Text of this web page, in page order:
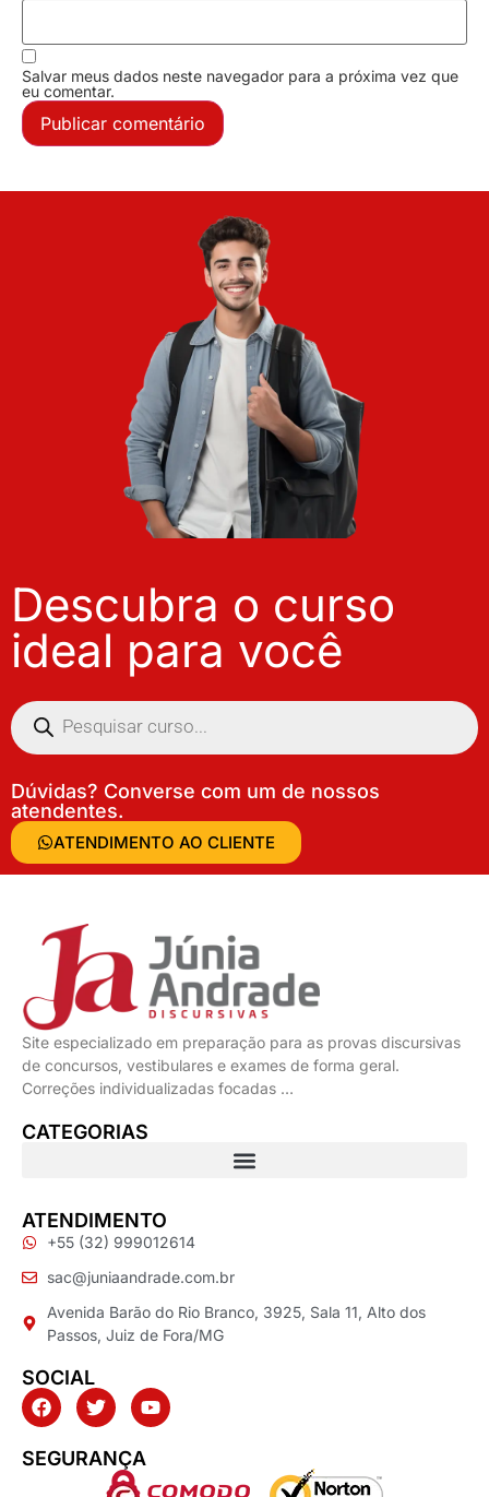
Salvar meus dados neste navegador para a próxima vez que
eu comentar.
Descubra o curso
ideal para você
Dúvidas? Converse com um de nossos
atendentes.
ATENDIMENTO AO CLIENTE
Site especializado em preparação para as provas discursivas
de concursos, vestibulares e exames de forma geral.
Correções individualizadas focadas …
CATEGORIAS
ATENDIMENTO
+55 (32) 999012614
sac@juniaandrade.com.br
Avenida Barão do Rio Branco, 3925, Sala 11, Alto dos
Passos, Juiz de Fora/MG
SOCIAL
SEGURANÇA